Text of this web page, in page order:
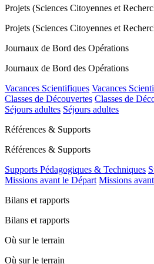
Projets (Sciences Citoyennes et
Projets (Sciences Citoyennes et
Journaux de Bord des Opérations
Journaux de Bord des Opérations
Vacances Scientifiques Vacances
Classes de Découvertes Classes de
Séjours adultes Séjours adultes
Références & Supports
Références & Supports
Supports Pédagogiques & Techniques
Missions avant le Départ Missions
Bilans et rapports
Bilans et rapports
Où sur le terrain
Où sur le terrain